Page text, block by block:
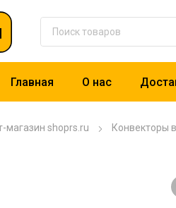
Главная О нас
магазин shoprs.ru Конвекторы